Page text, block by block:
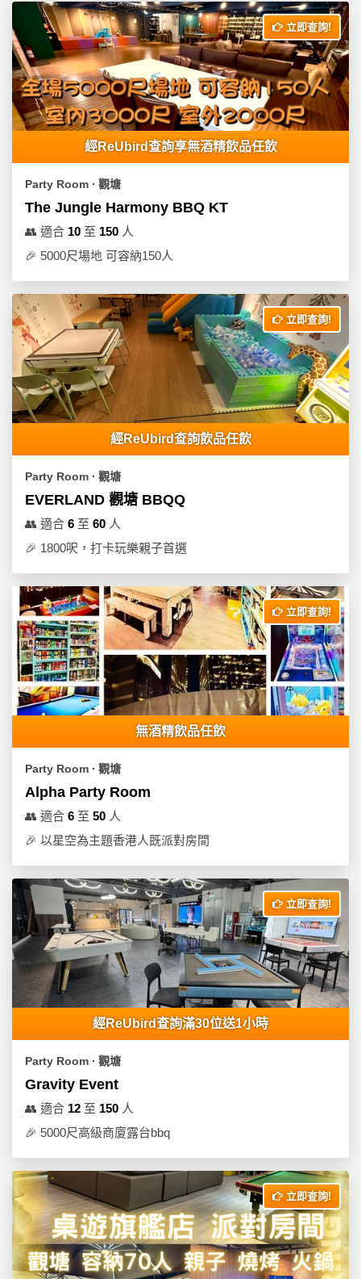
立即查詢!
經ReUbird查詢享無酒精飲品任飲
Party Room ∙ 觀塘
The Jungle Harmony BBQ KT
👥 適合 10 至 150 人
🎉 5000尺場地 可容納150人
立即查詢!
經ReUbird查詢飲品任飲
Party Room ∙ 觀塘
EVERLAND 觀塘 BBQQ
👥 適合 6 至 60 人
🎉 1800呎，打卡玩樂親子首選
立即查詢!
無酒精飲品任飲
Party Room ∙ 觀塘
Alpha Party Room
👥 適合 6 至 50 人
🎉 以星空為主題香港人既派對房間
立即查詢!
經ReUbird查詢滿30位送1小時
Party Room ∙ 觀塘
Gravity Event
👥 適合 12 至 150 人
🎉 5000尺高級商廈露台bbq
立即查詢!